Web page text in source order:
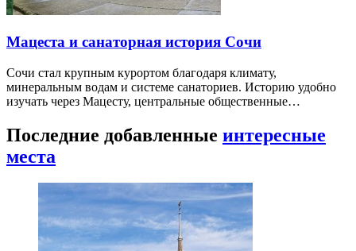
Мацеста и санаторная история Сочи
Сочи стал крупным курортом благодаря климату,
минеральным водам и системе санаториев. Историю удобно
изучать через Мацесту, центральные общественные…
Последние добавленные интересные
места